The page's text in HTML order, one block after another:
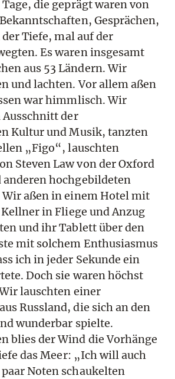
die geprägt waren von
Gesprächen,
Tiefe, mal auf der
Es waren insgesamt
aus 53 Ländern. Wir
und lachten. Vor allem aßen
war himmlisch. Wir
der
Kultur und Musik, tanzten
„Figo“, lauschten
Steven Law von der Oxford
hochgebildeten
aßen in einem Hotel mit
in Fliege und Anzug
und ihr Tablett über den
mit solchem Enthusiasmus
ich in jeder Sekunde ein
Doch sie waren höchst
lauschten einer
Russland, die sich an den
wunderbar spielte.
blies der Wind die Vorhänge
das Meer: „Ich will auch
Noten schaukelten